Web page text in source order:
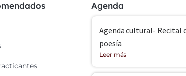
Agenda
Agenda cultural- Recital
poesía
Leer más